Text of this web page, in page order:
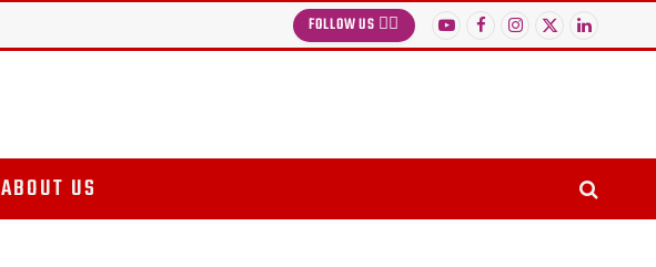
FOLLOW US 👉🏻 YouTubeFacebook
Instagram
X
(Twitter)
LinkedIn
ABOUT US